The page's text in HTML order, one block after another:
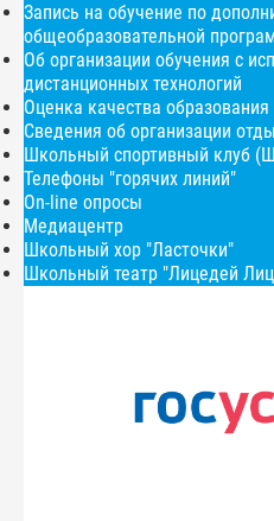
Запись на обучение по
общеобразовательной
Об организации обучения с
дистанционных технологий
Оценка качества образования
Сведения об организации
Школьный спортивный клуб
Телефоны "горячих линий"
On-line опросы
Медиацентр
Школьный хор "Ласточки"
Школьный театр "Лицедей